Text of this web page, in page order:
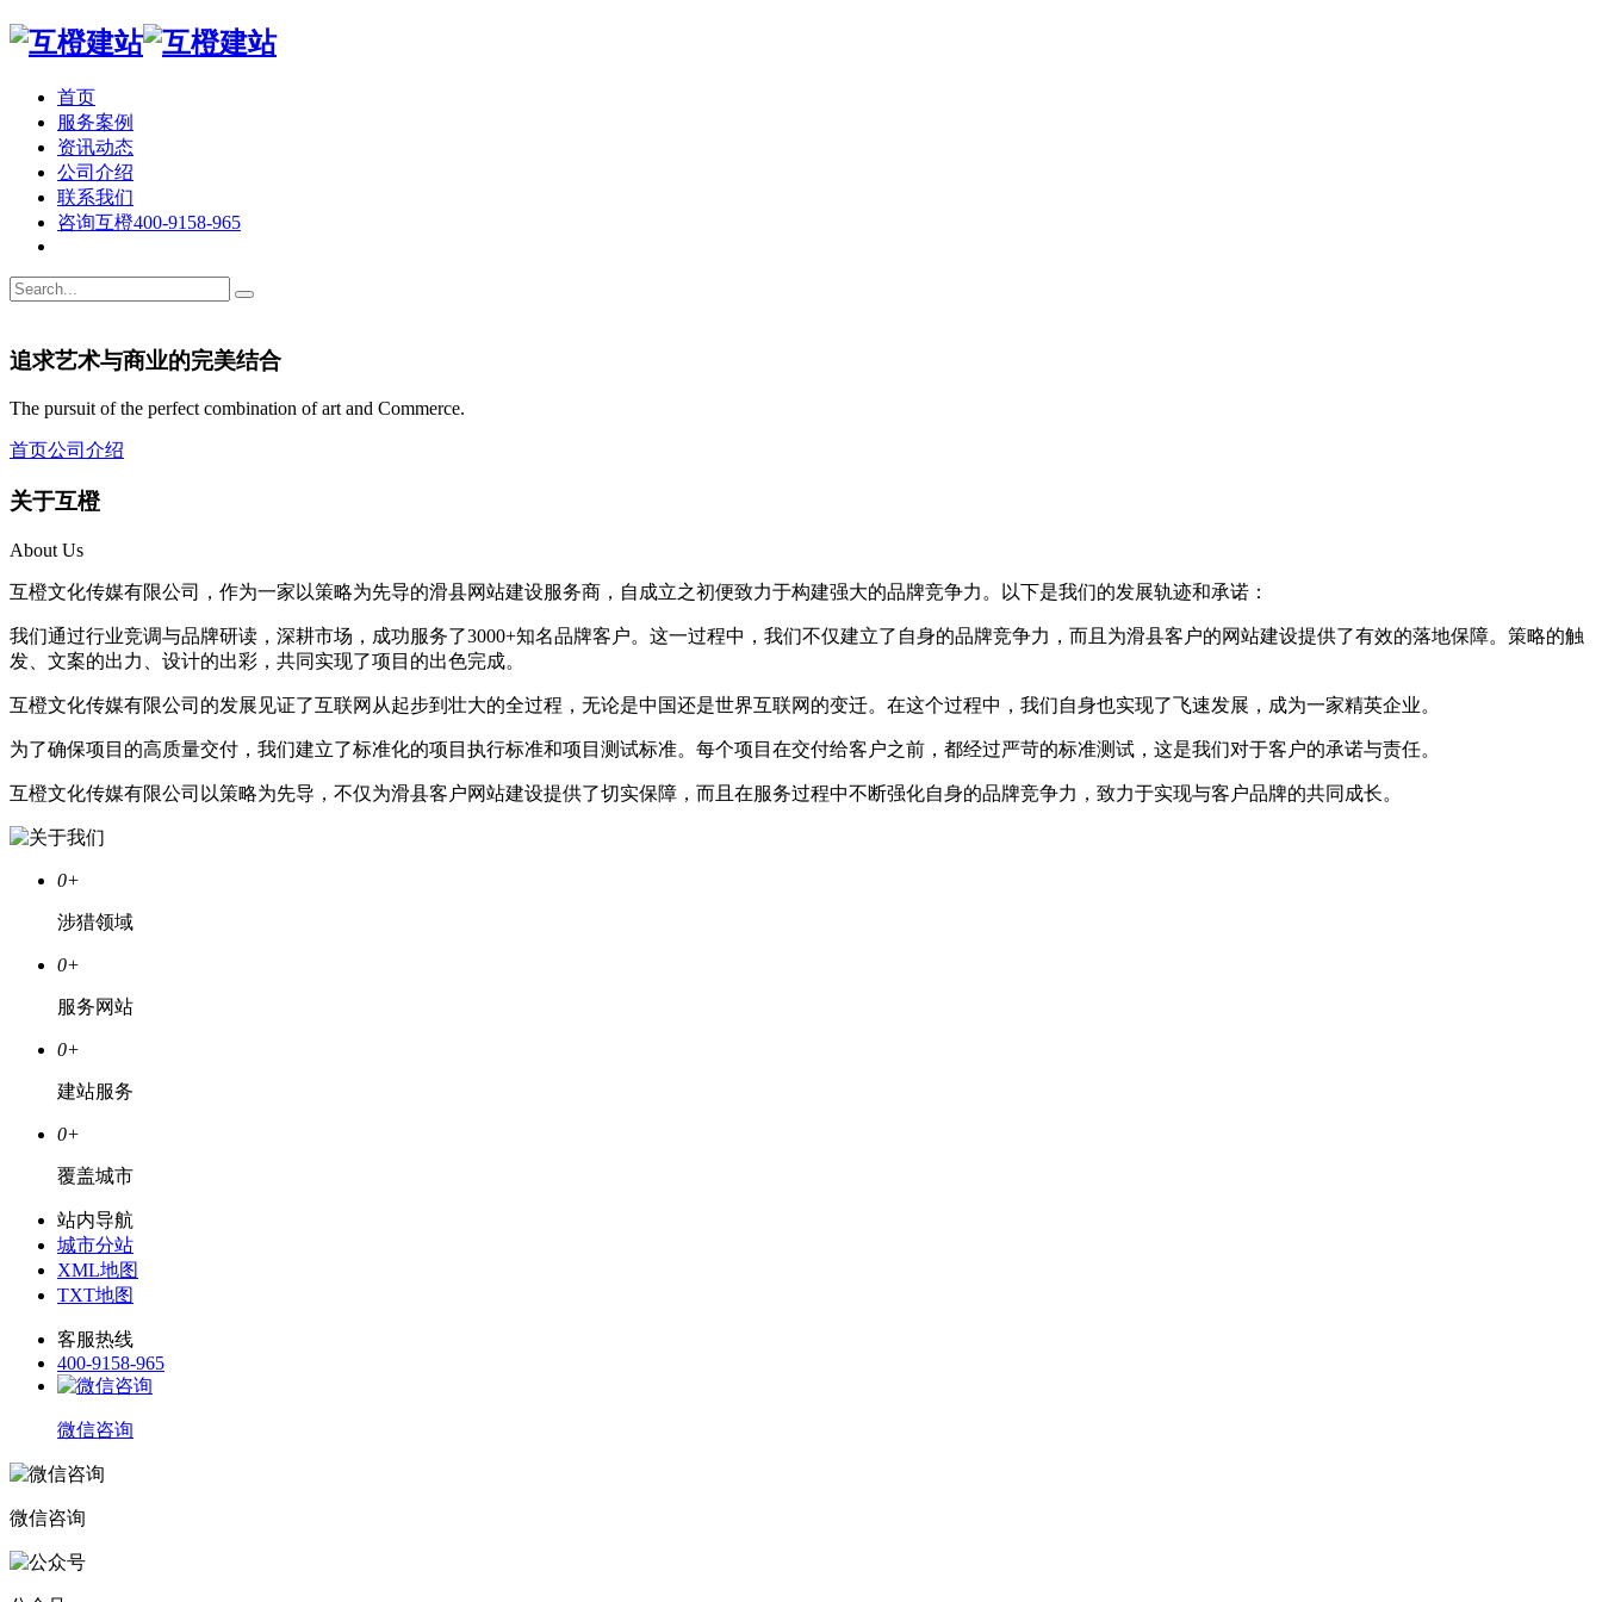
首页
服务案例
资讯动态
公司介绍
联系我们
咨询互橙400-9158-965
追求艺术与商业的完美结合
The pursuit of the perfect combination of art and Commerce.
首页公司介绍
关于互橙
About Us
互橙文化传媒有限公司，作为一家以策略为先导的滑县网站建设服务商，自成立之初便致力于构建强大的品牌竞争力。以下是我们的发展轨迹和承诺：
我们通过行业竞调与品牌研读，深耕市场，成功服务了3000+知名品牌客户。这一过程中，我们不仅建立了自身的品牌竞争力，而且为滑县客户的网站建设提供了有效的落地保障。策略的触
发、文案的出力、设计的出彩，共同实现了项目的出色完成。
互橙文化传媒有限公司的发展见证了互联网从起步到壮大的全过程，无论是中国还是世界互联网的变迁。在这个过程中，我们自身也实现了飞速发展，成为一家精英企业。
为了确保项目的高质量交付，我们建立了标准化的项目执行标准和项目测试标准。每个项目在交付给客户之前，都经过严苛的标准测试，这是我们对于客户的承诺与责任。
互橙文化传媒有限公司以策略为先导，不仅为滑县客户网站建设提供了切实保障，而且在服务过程中不断强化自身的品牌竞争力，致力于实现与客户品牌的共同成长。
0+
涉猎领域
0+
服务网站
0+
建站服务
0+
覆盖城市
站内导航
城市分站
XML地图
TXT地图
客服热线
400-9158-965
微信咨询
微信咨询